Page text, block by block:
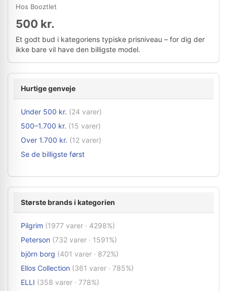
Hos Booztlet
500 kr.
Et godt bud i kategoriens typiske prisniveau – for dig der
ikke bare vil have den billigste model.
Hurtige genveje
Under 500 kr. (24 varer)
500–1.700 kr. (15 varer)
Over 1.700 kr. (12 varer)
Se de billigste først
Største brands i kategorien
Pilgrim (1977 varer · 4298%)
Peterson (732 varer · 1591%)
björn borg (401 varer · 872%)
Ellos Collection (361 varer · 785%)
ELLI (358 varer · 778%)